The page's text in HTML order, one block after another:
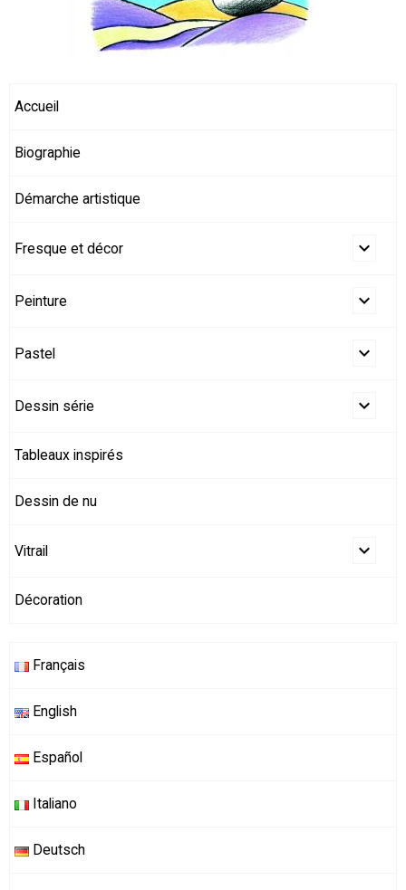
Accueil
Biographie
Démarche artistique
Fresque et décor
Peinture
Pastel
Dessin série
Tableaux inspirés
Dessin de nu
Vitrail
Décoration
Français
English
Español
Italiano
Deutsch